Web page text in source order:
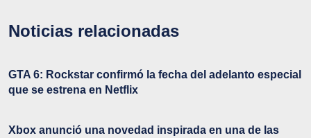
Noticias relacionadas
GTA 6: Rockstar confirmó la fecha del adelanto especial
que se estrena en Netflix
Xbox anunció una novedad inspirada en una de las